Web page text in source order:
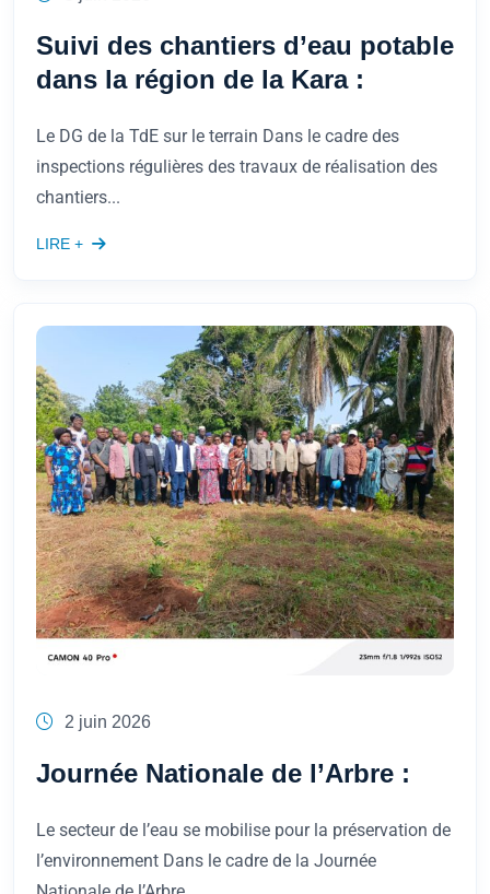
Suivi des chantiers d’eau potable
dans la région de la Kara :
Le DG de la TdE sur le terrain Dans le cadre des
inspections régulières des travaux de réalisation des
chantiers...
LIRE +
2 juin 2026
Journée Nationale de l’Arbre :
Le secteur de l’eau se mobilise pour la préservation de
l’environnement Dans le cadre de la Journée